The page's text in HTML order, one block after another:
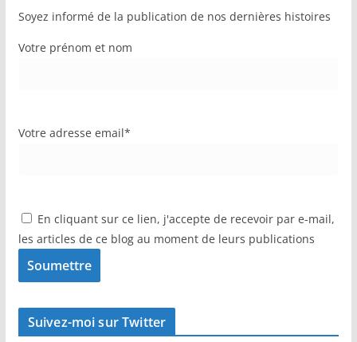
Soyez informé de la publication de nos dernières histoires
Votre prénom et nom
Votre adresse email*
En cliquant sur ce lien, j'accepte de recevoir par e-mail,
les articles de ce blog au moment de leurs publications
Suivez-moi sur Twitter